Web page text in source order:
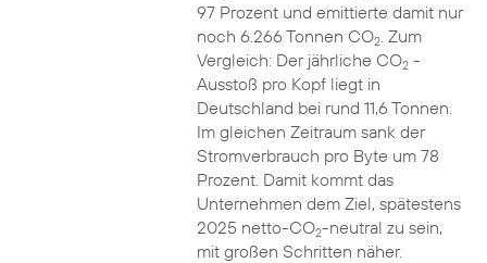
97 Prozent und emittierte damit nur
noch 6.266 Tonnen CO2. Zum
Vergleich: Der jährliche CO2-
Ausstoß pro Kopf liegt in
Deutschland bei rund 11,6 Tonnen.
Im gleichen Zeitraum sank der
Stromverbrauch pro Byte um 78
Prozent. Damit kommt das
Unternehmen dem Ziel, spätestens
2025 netto-CO2-neutral zu sein,
mit großen Schritten näher.